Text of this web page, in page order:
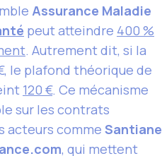
Assurance Maladie
peut atteindre 400 %
. Autrement dit, si la
le plafond théorique de
120 €. Ce mécanisme
sur les contrats
acteurs comme Santiane
, qui mettent